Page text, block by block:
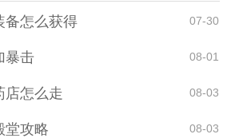
备怎么获得 07-30
暴击 08-01
店怎么走 08-03
堂攻略 08-03